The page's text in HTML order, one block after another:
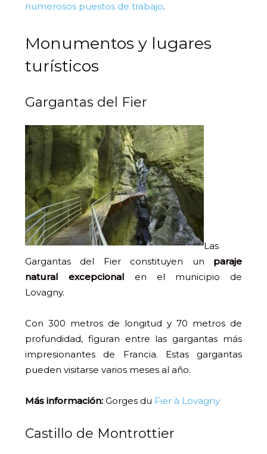
numerosos puestos de trabajo.
Monumentos y lugares
turísticos
Gargantas del Fier
Las
Gargantas del Fier constituyen un paraje
natural excepcional en el municipio de
Lovagny.
Con 300 metros de longitud y 70 metros de
profundidad, figuran entre las gargantas más
impresionantes de Francia. Estas gargantas
pueden visitarse varios meses al año.
Más información: Gorges du Fier à Lovagny
Castillo de Montrottier